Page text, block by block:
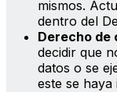
mismos.
dentro del
Derecho de
decidir que
datos o se
este se haya